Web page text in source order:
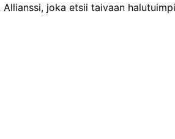
joka etsii taivaan